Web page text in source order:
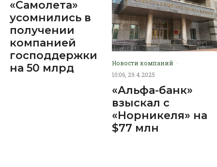
«Самолета»
усомнились в
получении
компанией
господдержки
на 50 млрд
Новости компаний ·
10:06, 29.4.2025
«Альфа-банк»
взыскал с
«Норникеля» на
$77 млн